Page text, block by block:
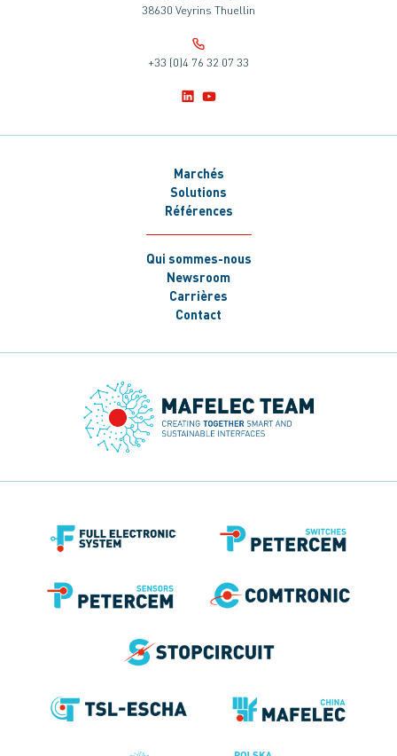
38630 Veyrins Thuellin
+33 (0)4 76 32 07 33
Marchés
Solutions
Références
Qui sommes-nous
Newsroom
Carrières
Contact